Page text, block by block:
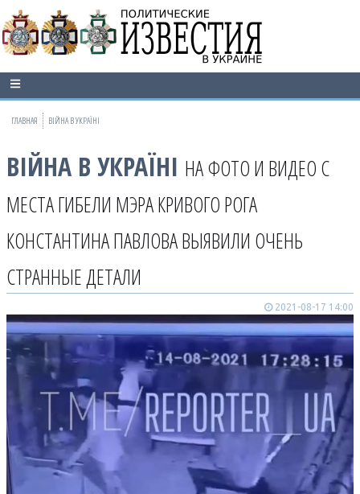
ГЛАВНАЯ ВІЙНА В УКРАЇНІ
ВІЙНА В УКРАЇНІ НА ФОТО И ВИДЕО С
МЕСТА ГИБЕЛИ МЭРА КРИВОГО РОГА
КОНСТАНТИНА ПАВЛОВА ВЫЯВИЛИ ОЧЕНЬ
СТРАННЫЕ ДЕТАЛИ
2021-08-17 14:00